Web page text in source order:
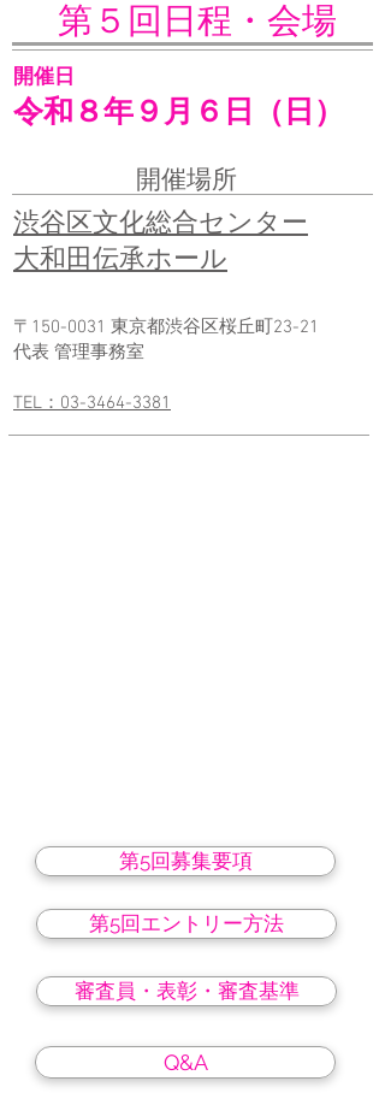
​第５回日程・会場
​開催日
令和８年 ９月 ６ 日（日）
開催場所
渋谷区文化総合センター
大和田伝承ホール
〒150-0031 東京都渋谷区桜丘町23-21
代表 管理事務室
TEL：03-3464-3381
第5回募集要項
第5回エントリー方法
審査員・表彰・審査基準
Q&A